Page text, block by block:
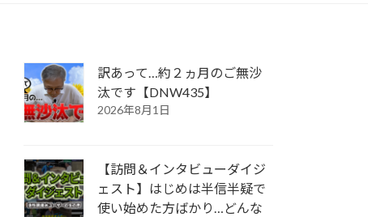
訳あって…約２ヵ月のご無沙
汰です【DNW435】
2026年8月1日
【訪問＆インタビューダイジ
ェスト】はじめは半信半疑で
使い始めた方ばかり…どんな